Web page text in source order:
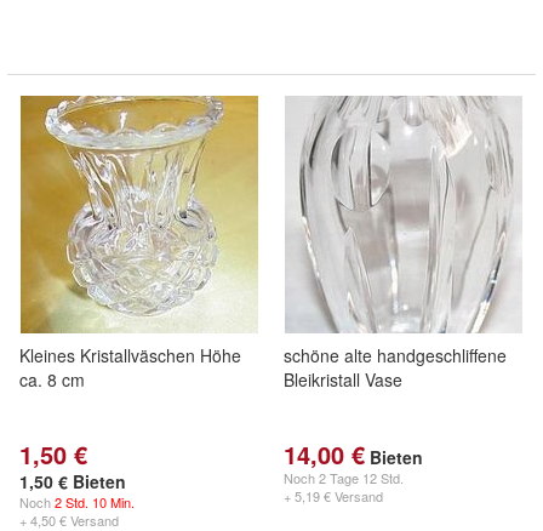
Kleines Kristallväschen Höhe
ca. 8 cm
1,50 €
1,50 € Bieten
Noch2 Std. 10 Min.
+ 4,50 € Versand
schöne alte handgeschliffene
Bleikristall Vase
14,00 € Bieten
Noch2 Tage 12 Std.
+ 5,19 € Versand